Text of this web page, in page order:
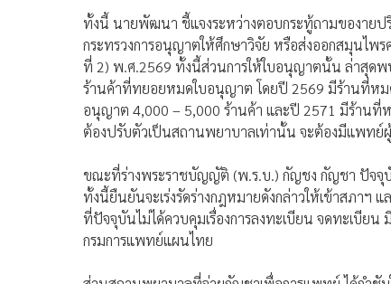
ทั้งนี้ นายพัฒนา ชี้แจงระหว่างตอบกระทู้ถามของาย
กระทรวงการอนุญาตให้ศึกษาวิจัย หรือส่งออกสมุนไ
ที่ 2) พ.ศ.2569 ทั้งนี้ส่วนการให้ใบอนุญาตนั้น ล่าสุดพ
ร้านค้าที่ทยอยหมดใบอนุญาต โดยปี 2569 มีร้านที่ห
อนุญาต 4,000 – 5,000 ร้านค้า และปี 2571 มีร้าน
ต้องปรับตัวเป็นสถานพยาบาลเท่านั้น จะต้องมีแพทย์
ขณะที่ร่างพระราชบัญญัติ (พ.ร.บ.) กัญชง กัญชา ปัจจุ
ทั้งนี้ยืนยันจะเร่งรัดร่างกฎหมายดังกล่าวให้เข้าสภาฯ
ที่ปัจจุบันไม่ได้ควบคุมเรื่องการลงทะเบียน จดทะเบีย
กรมการแพทย์แผนไทย